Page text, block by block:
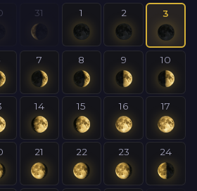
31 1 2 3
7 8 9 10
14 15 16 17
21 22 23 24